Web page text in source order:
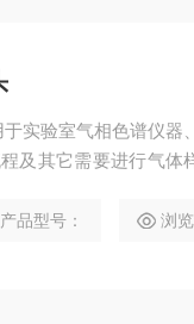
实验室气相色谱仪器
及其它需要进行气体
产品型号： 浏